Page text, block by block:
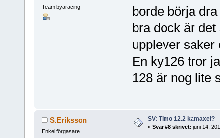
Team byaracing
borde börja
bra dock är
upplever saker
En ky126 tror
128 är nog lite
S.Eriksson
Enkel förgasare
SV: Timo 12.2 kamaxel?
« Svar #8 skrivet: juni 14,